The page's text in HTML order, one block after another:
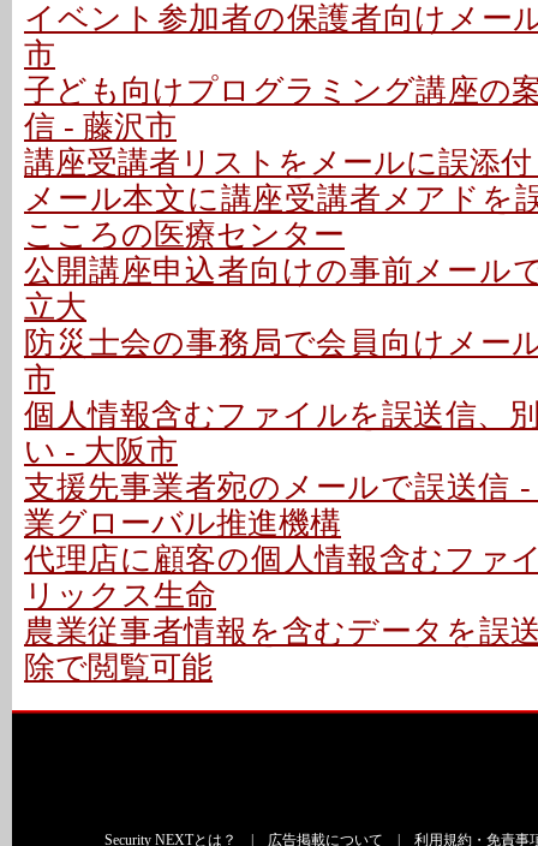
イベント参加者の保護者向けメー
市
子ども向けプログラミング講座の
信 - 藤沢市
講座受講者リストをメールに誤添
メール本文に講座受講者メアドを
こころの医療センター
公開講座申込者向けの事前メール
立大
防災士会の事務局で会員向けメー
市
個人情報含むファイルを誤送信、
い - 大阪市
支援先事業者宛のメールで誤送信
業グローバル推進機構
代理店に顧客の個人情報含むファ
リックス生命
農業従事者情報を含むデータを誤
除で閲覧可能
Security NEXTとは？ 広告掲載について 利用規約・免責事